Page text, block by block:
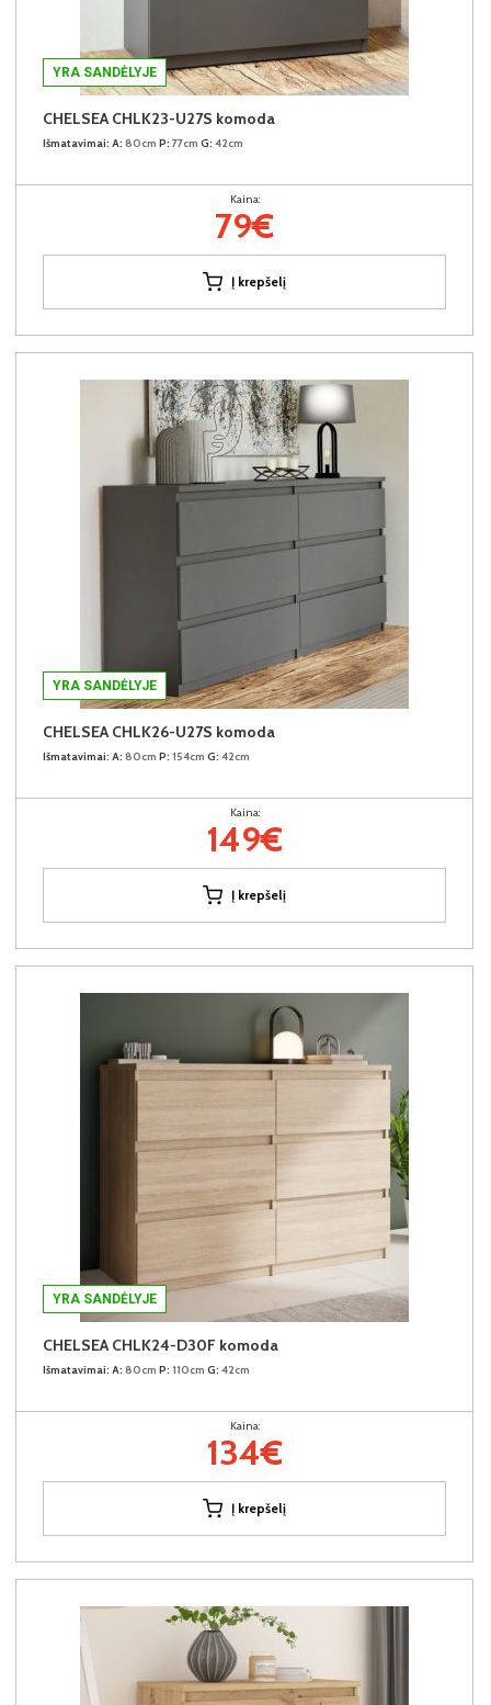
YRA SANDĖLYJE
CHELSEA CHLK23-U27S komoda
Išmatavimai: A: 80cm P: 77cm G: 42cm
Kaina:
79€
Į krepšelį
YRA SANDĖLYJE
CHELSEA CHLK26-U27S komoda
Išmatavimai: A: 80cm P: 154cm G: 42cm
Kaina:
149€
Į krepšelį
YRA SANDĖLYJE
CHELSEA CHLK24-D30F komoda
Išmatavimai: A: 80cm P: 110cm G: 42cm
Kaina:
134€
Į krepšelį